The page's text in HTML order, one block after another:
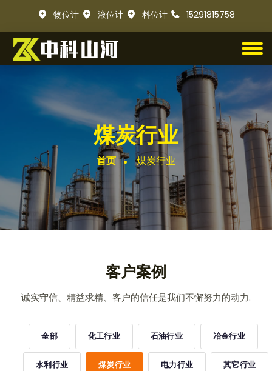
物位计 液位计 料位计 15291815758
煤炭行业
首页 煤炭行业
客户案例
诚实守信、精益求精、客户的信任是我们不懈努力的动力.
全部 化工行业 石油行业 冶金行业
水利行业 煤炭行业 电力行业 其它行业